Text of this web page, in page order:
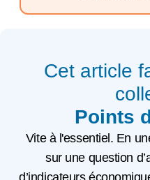
Cet article
Points
Vite à l'essentiel. En
sur une question